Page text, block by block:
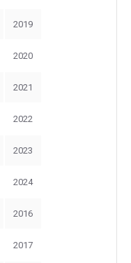
2019
2020
2021
2022
2023
2024
2016
2017